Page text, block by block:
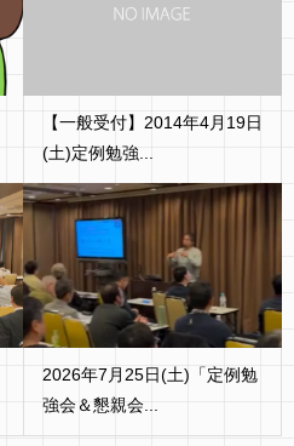
【一般受付】2014年4月19日
(土)定例勉強...
2026年7月25日(土)「定例勉
強会＆懇親会...